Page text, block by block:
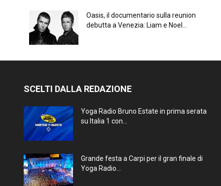
Oasis, il documentario sulla reunion
debutta a Venezia: Liam e Noel...
SCELTI DALLA REDAZIONE
Yoga Radio Bruno Estate in prima serata
su Italia 1 con...
Grande festa a Carpi per il gran finale di
Yoga Radio...